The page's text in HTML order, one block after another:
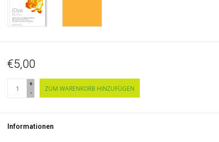
€5,00
+
-
ZUM WARENKORB HINZUFÜGEN
Informationen